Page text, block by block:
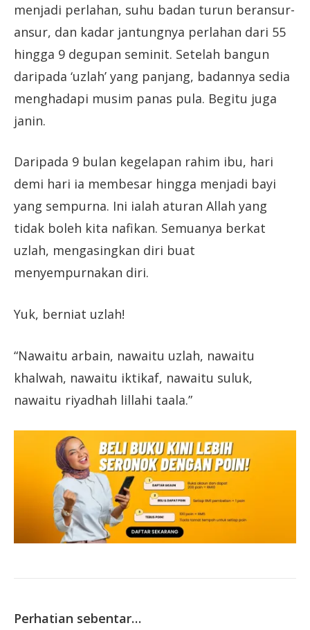
menjadi perlahan, suhu badan turun beransur-
ansur, dan kadar jantungnya perlahan dari 55
hingga 9 degupan seminit. Setelah bangun
daripada ‘uzlah’ yang panjang, badannya sedia
menghadapi musim panas pula. Begitu juga
janin.
Daripada 9 bulan kegelapan rahim ibu, hari
demi hari ia membesar hingga menjadi bayi
yang sempurna. Ini ialah aturan Allah yang
tidak boleh kita nafikan. Semuanya berkat
uzlah, mengasingkan diri buat
menyempurnakan diri.
Yuk, berniat uzlah!
“Nawaitu arbain, nawaitu uzlah, nawaitu
khalwah, nawaitu iktikaf, nawaitu suluk,
nawaitu riyadhah lillahi taala.”
Perhatian sebentar…